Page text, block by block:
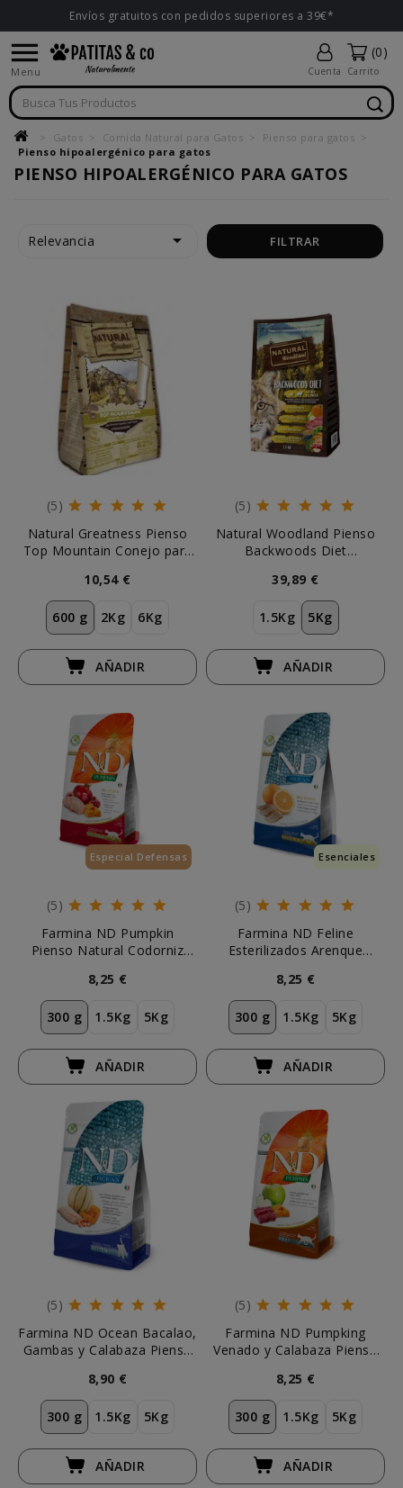
Envíos gratuitos con pedidos superiores a 39€*

Menu Cuenta
(0)
Carrito
Gatos Comida Natural para Gatos
Pienso para gatos
Pienso hipoalergénico para gatos
PIENSO HIPOALERGÉNICO PARA GATOS
Relevancia  FILTRAR
(5)
Natural Greatness Pienso
Top Mountain Conejo para
10,54 €
600 g 2Kg 6Kg
AÑADIR
(5)
Natural Woodland Pienso
Backwoods Diet
Gato
39,89 €
1.5Kg 5Kg
AÑADIR
Especial Defensas
(5)
Farmina ND Pumpkin
Pienso Natural Codorniz
8,25 €
300 g 1.5Kg 5Kg
AÑADIR
Esenciales
(5)
Farmina ND Feline
Esterilizados Arenque
8,25 €
300 g 1.5Kg 5Kg
AÑADIR
(5)
Farmina ND Ocean Bacalao,
Gambas y Calabaza Pienso
8,90 €
300 g 1.5Kg 5Kg
AÑADIR
(5)
Farmina ND Pumpking
Venado y Calabaza Pienso
8,25 €
300 g 1.5Kg 5Kg
AÑADIR